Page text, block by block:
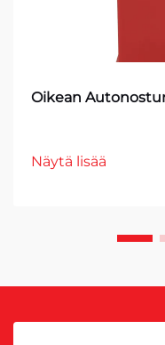
Oikean
Näytä lisää